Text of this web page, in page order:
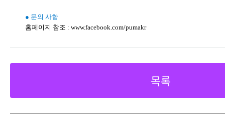
● 문의 사항
홈페이지 참조 : www.facebook.com/pumakr
목록